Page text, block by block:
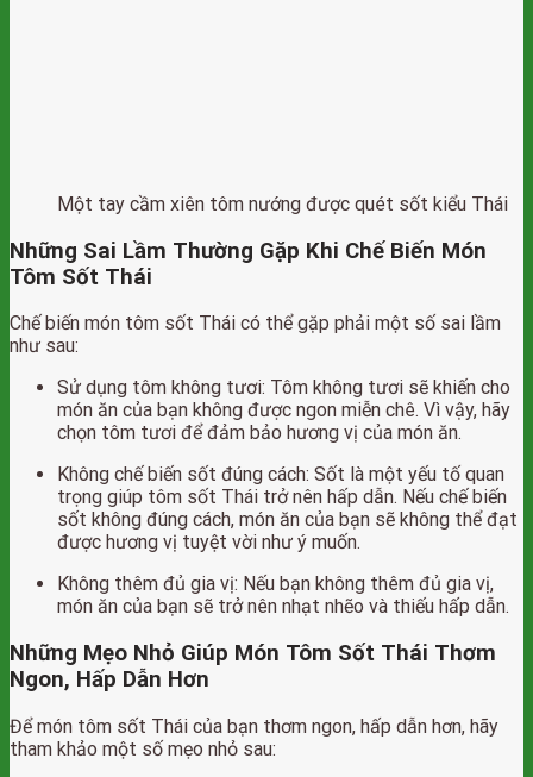
Một tay cầm xiên tôm nướng được quét sốt kiểu Thái
Những Sai Lầm Thường Gặp Khi Chế Biến Món
Tôm Sốt Thái
Chế biến món tôm sốt Thái có thể gặp phải một số sai lầm
như sau:
Sử dụng tôm không tươi: Tôm không tươi sẽ khiến cho
món ăn của bạn không được ngon miễn chê. Vì vậy, hãy
chọn tôm tươi để đảm bảo hương vị của món ăn.
Không chế biến sốt đúng cách: Sốt là một yếu tố quan
trọng giúp tôm sốt Thái trở nên hấp dẫn. Nếu chế biến
sốt không đúng cách, món ăn của bạn sẽ không thể đạt
được hương vị tuyệt vời như ý muốn.
Không thêm đủ gia vị: Nếu bạn không thêm đủ gia vị,
món ăn của bạn sẽ trở nên nhạt nhẽo và thiếu hấp dẫn.
Những Mẹo Nhỏ Giúp Món Tôm Sốt Thái Thơm
Ngon, Hấp Dẫn Hơn
Để món tôm sốt Thái của bạn thơm ngon, hấp dẫn hơn, hãy
tham khảo một số mẹo nhỏ sau: